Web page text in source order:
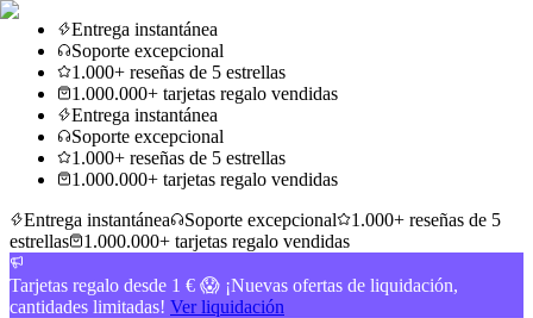
Entrega instantánea
Soporte excepcional
1.000+ reseñas de 5 estrellas
1.000.000+ tarjetas regalo vendidas
Entrega instantánea
Soporte excepcional
1.000+ reseñas de 5 estrellas
1.000.000+ tarjetas regalo vendidas
Entrega instantánea
Soporte excepcional
1.000+ reseñas de 5
estrellas
1.000.000+ tarjetas regalo vendidas
Tarjetas regalo desde 1 € 😱 ¡Nuevas ofertas de liquidación,
cantidades limitadas! Ver liquidación